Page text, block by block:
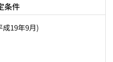
条件
成19年9月)